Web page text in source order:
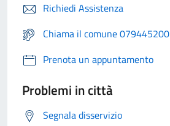
Richiedi Assistenza
Chiama il comune 079445200
Prenota un appuntamento
Problemi in città
Segnala disservizio